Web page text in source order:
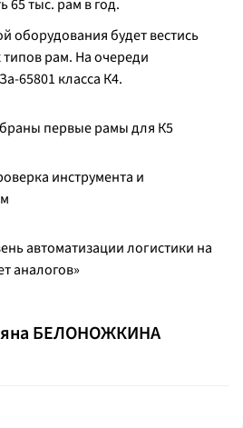
65 тыс. рам в год.
оборудования будет вестись
типов рам. На очереди
65801 класса К4.
первые рамы для К5
инструмента и
автоматизации логистики на
аналогов»
БЕЛОНОЖКИНА